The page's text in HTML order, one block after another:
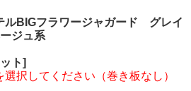
ルBIGフラワージャガード グレイ
ジュ系
ト]
択してください（巻き板なし）